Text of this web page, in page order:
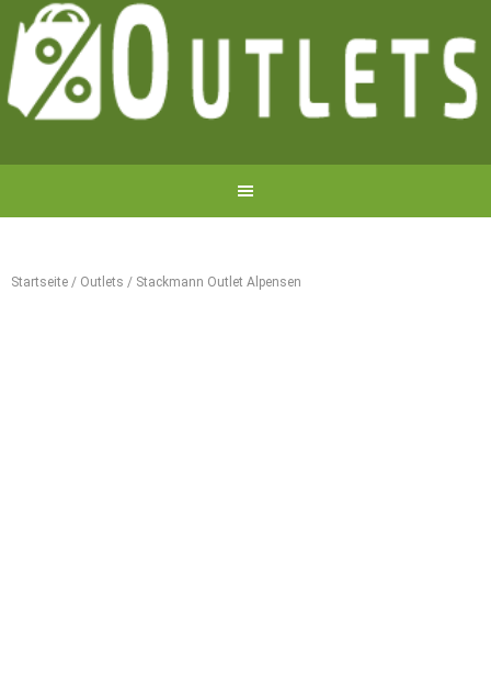
Startseite / Outlets / Stackmann Outlet Alpensen